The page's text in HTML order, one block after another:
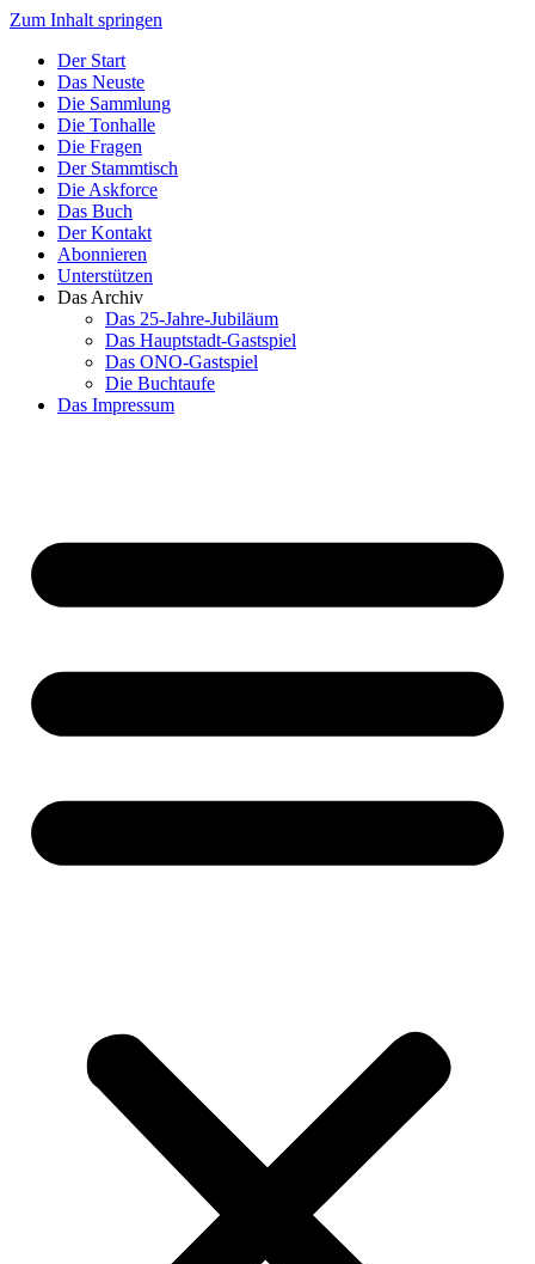
Zum Inhalt springen
Der Start
Das Neuste
Die Sammlung
Die Tonhalle
Die Fragen
Der Stammtisch
Die Askforce
Das Buch
Der Kontakt
Abonnieren
Unterstützen
Das Archiv
Das 25-Jahre-Jubiläum
Das Hauptstadt-Gastspiel
Das ONO-Gastspiel
Die Buchtaufe
Das Impressum